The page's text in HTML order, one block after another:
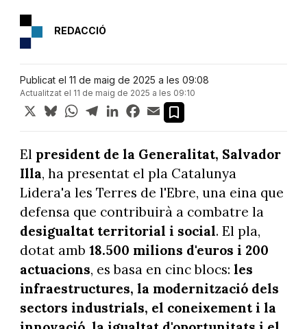
REDACCIÓ
Publicat el 11 de maig de 2025 a les 09:08
Actualitzat el 11 de maig de 2025 a les 09:10
X BlueskyWhatsApp
TelegramLinkedInFacebook
Email
El president de la Generalitat, Salvador
Illa, ha presentat el pla Catalunya
Lidera'a les Terres de l'Ebre, una eina que
defensa que contribuirà a combatre la
desigualtat territorial i social. El pla,
dotat amb 18.500 milions d'euros i 200
actuacions, es basa en cinc blocs: les
infraestructures, la modernització dels
sectors industrials, el coneixement i la